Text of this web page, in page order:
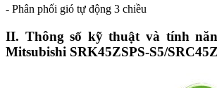
- Phân phối gió tự động 3 chiều
II. Thông số kỹ thuật và tính
Mitsubishi SRK45ZSPS-S5/